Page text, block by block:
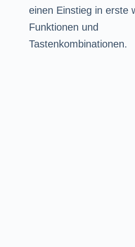
einen Einstieg in erste
Funktionen und
Tastenkombinationen.